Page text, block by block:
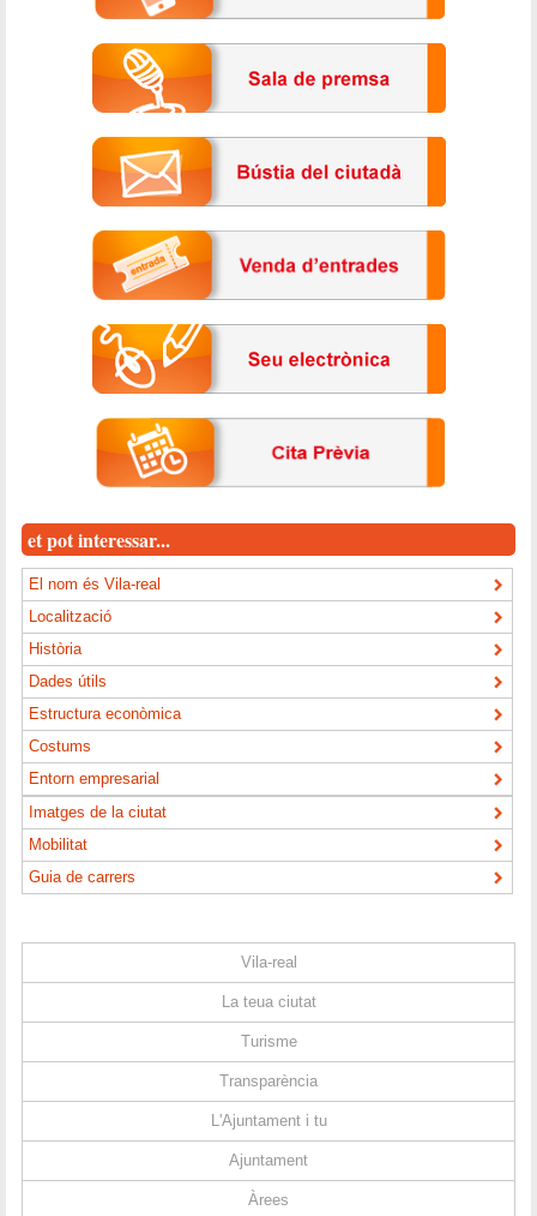
et pot interessar...
El nom és Vila-real
Localització
Història
Dades útils
Estructura econòmica
Costums
Entorn empresarial
Imatges de la ciutat
Mobilitat
Guia de carrers
Vila-real
La teua ciutat
Turisme
Transparència
L'Ajuntament i tu
Ajuntament
Àrees